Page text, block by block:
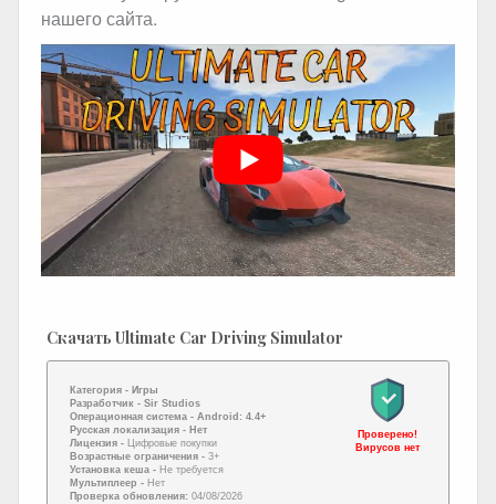
нашего сайта.
Скачать Ultimate Car Driving Simulator
Категория - Игры
Разработчик - Sir Studios
Операционная система - Android: 4.4+
Русская локализация - Нет
Лицензия - Цифровые покупки
Возрастные ограничения - 3+
Установка кеша - Не требуется
Мультиплеер - Нет
Проверка обновления: 04/08/2026
Проверено!
Вирусов нет